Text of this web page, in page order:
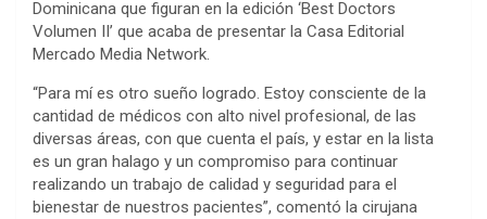
Dominicana que figuran en la edición ‘Best Doctors
Volumen II’ que acaba de presentar la Casa Editorial
Mercado Media Network.
“Para mí es otro sueño logrado. Estoy consciente de la
cantidad de médicos con alto nivel profesional, de las
diversas áreas, con que cuenta el país, y estar en la lista
es un gran halago y un compromiso para continuar
realizando un trabajo de calidad y seguridad para el
bienestar de nuestros pacientes”, comentó la cirujana